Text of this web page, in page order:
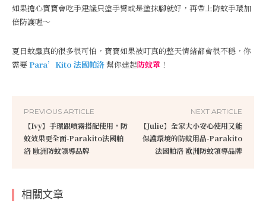
如果擔心寶寶會吃手建議只塗手臂或是塗抹腳就好，再帶上防蚊手環加
倍防護喔～
夏日蚊蟲真的很多很可怕，寶寶如果被叮真的整天情緒都會很不穩，你
需要 Para’Kito 法國帕洛 幫你建起防蚊罩 ！
PREVIOUS ARTICLE
【Ivy】手環跟噴霧搭配使用，防
蚊效果更全面-Parakito法國帕
洛 歐洲防蚊領導品牌
NEXT ARTICLE
【Julie】全家大小安心使用又能
保護環境的防蚊用品-Parakito
法國帕洛 歐洲防蚊領導品牌
相關文章